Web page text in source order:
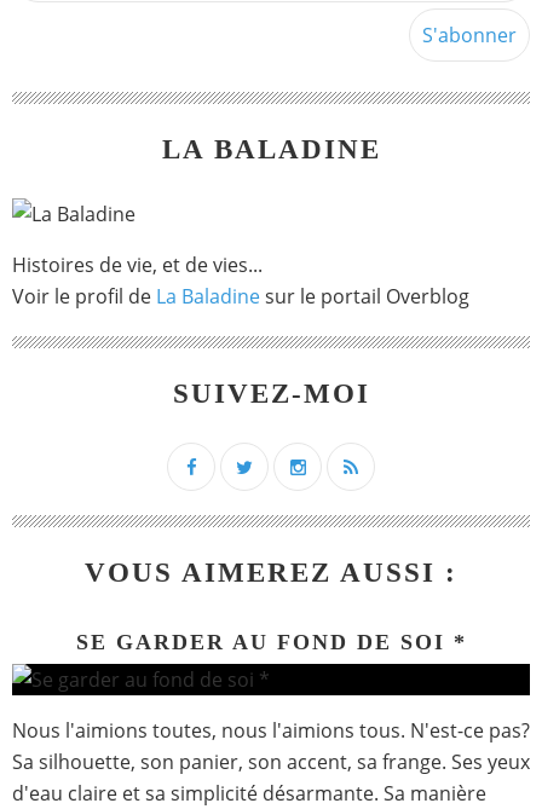
LA BALADINE
Histoires de vie, et de vies...
Voir le profil de La Baladinesur le portail Overblog
SUIVEZ-MOI
VOUS AIMEREZ AUSSI :
SE GARDER AU FOND DE SOI *
Nous l'aimions toutes, nous l'aimions tous. N'est-ce pas?
Sa silhouette, son panier, son accent, sa frange. Ses yeux
d'eau claire et sa simplicité désarmante. Sa manière